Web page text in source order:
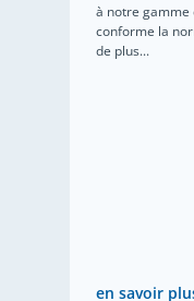
à notre gamme
conforme la
de plus...
en savoir